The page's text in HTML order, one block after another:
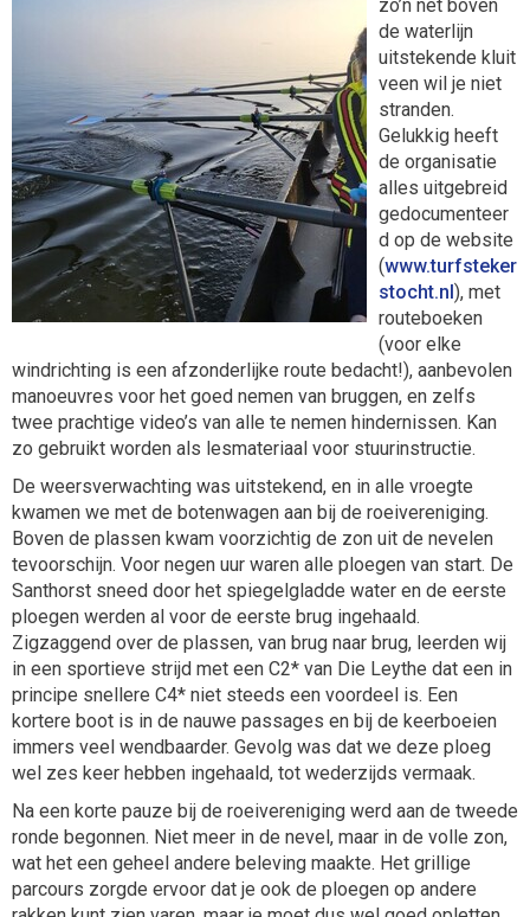
zo’n net boven
de waterlijn
uitstekende kluit
veen wil je niet
stranden.
Gelukkig heeft
de organisatie
alles uitgebreid
gedocumenteer
d op de website
(www.turfsteker
stocht.nl), met
routeboeken
(voor elke
windrichting is een afzonderlijke route bedacht!), aanbevolen
manoeuvres voor het goed nemen van bruggen, en zelfs
twee prachtige video’s van alle te nemen hindernissen. Kan
zo gebruikt worden als lesmateriaal voor stuurinstructie.
De weersverwachting was uitstekend, en in alle vroegte
kwamen we met de botenwagen aan bij de roeivereniging.
Boven de plassen kwam voorzichtig de zon uit de nevelen
tevoorschijn. Voor negen uur waren alle ploegen van start. De
Santhorst sneed door het spiegelgladde water en de eerste
ploegen werden al voor de eerste brug ingehaald.
Zigzaggend over de plassen, van brug naar brug, leerden wij
in een sportieve strijd met een C2* van Die Leythe dat een in
principe snellere C4* niet steeds een voordeel is. Een
kortere boot is in de nauwe passages en bij de keerboeien
immers veel wendbaarder. Gevolg was dat we deze ploeg
wel zes keer hebben ingehaald, tot wederzijds vermaak.
Na een korte pauze bij de roeivereniging werd aan de tweede
ronde begonnen. Niet meer in de nevel, maar in de volle zon,
wat het een geheel andere beleving maakte. Het grillige
parcours zorgde ervoor dat je ook de ploegen op andere